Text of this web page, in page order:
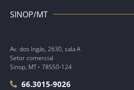
SINOP/MT
Av. dos Ingás, 2630, sala A
Setor comercial
Sinop, MT • 78550-124
66.3015-9026